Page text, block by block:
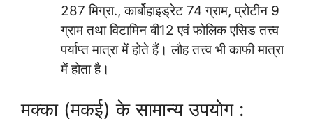
287 मिग्रा., कार्बोहाइड्रेट 74 ग्राम, प्रोटीन 9
ग्राम तथा विटामिन बी12 एवं फोलिक एसिड तत्त्व
पर्याप्त मात्रा में होते हैं। लौह तत्त्व भी काफी मात्रा
में होता है।
मक्का (मकई) के सामान्य उपयोग :